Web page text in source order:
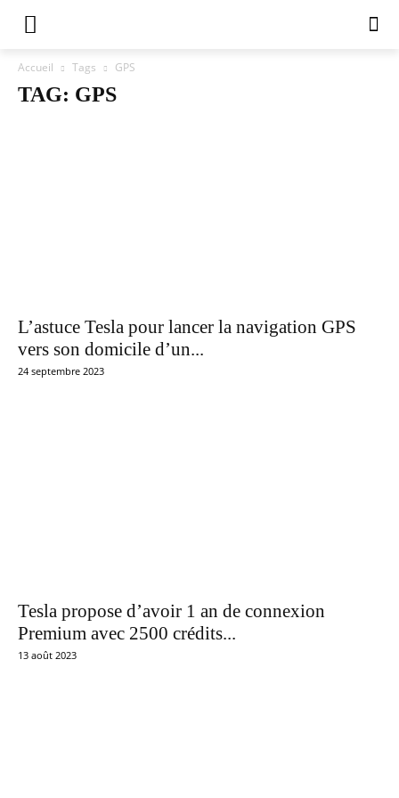
Accueil Tags GPS
TAG: GPS
L’astuce Tesla pour lancer la navigation GPS
vers son domicile d’un...
24 septembre 2023
Tesla propose d’avoir 1 an de connexion
Premium avec 2500 crédits...
13 août 2023